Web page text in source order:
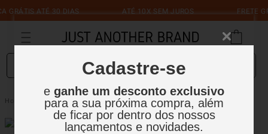
Cadastre-se
e ganhe um desconto exclusivo
para a sua próxima compra, além
de ficar por dentro dos nossos
lançamentos e novidades.
GRÁTIS ATÉ 30 DIAS ATÉ 10X SEM JUROS FRETE
O que você está procurando?
Masculino Polos Polo Premium Knit Flex